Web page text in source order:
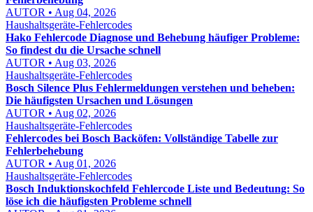
AUTOR • Aug 04, 2026
Haushaltsgeräte-Fehlercodes
Hako Fehlercode Diagnose und Behebung häufiger Probleme:
So findest du die Ursache schnell
AUTOR • Aug 03, 2026
Haushaltsgeräte-Fehlercodes
Bosch Silence Plus Fehlermeldungen verstehen und beheben:
Die häufigsten Ursachen und Lösungen
AUTOR • Aug 02, 2026
Haushaltsgeräte-Fehlercodes
Fehlercodes bei Bosch Backöfen: Vollständige Tabelle zur
Fehlerbehebung
AUTOR • Aug 01, 2026
Haushaltsgeräte-Fehlercodes
Bosch Induktionskochfeld Fehlercode Liste und Bedeutung: So
löse ich die häufigsten Probleme schnell